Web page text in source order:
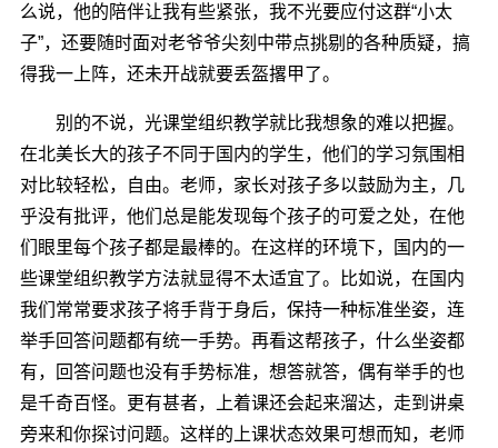
么说，他的陪伴让我有些紧张，我不光要应付这群“小太
子”，还要随时面对老爷爷尖刻中带点挑剔的各种质疑，搞
得我一上阵，还未开战就要丢盔撂甲了。
别的不说，光课堂组织教学就比我想象的难以把握。
在北美长大的孩子不同于国内的学生，他们的学习氛围相
对比较轻松，自由。老师，家长对孩子多以鼓励为主，几
乎没有批评，他们总是能发现每个孩子的可爱之处，在他
们眼里每个孩子都是最棒的。在这样的环境下，国内的一
些课堂组织教学方法就显得不太适宜了。比如说，在国内
我们常常要求孩子将手背于身后，保持一种标准坐姿，连
举手回答问题都有统一手势。再看这帮孩子，什么坐姿都
有，回答问题也没有手势标准，想答就答，偶有举手的也
是千奇百怪。更有甚者，上着课还会起来溜达，走到讲桌
旁来和你探讨问题。这样的上课状态效果可想而知，老师